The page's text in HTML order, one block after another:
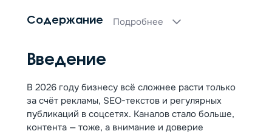
Содержание Подробнее
Введение
В 2026 году бизнесу всё сложнее расти только
за счёт рекламы, SEO-текстов и регулярных
публикаций в соцсетях. Каналов стало больше,
контента — тоже, а внимание и доверие